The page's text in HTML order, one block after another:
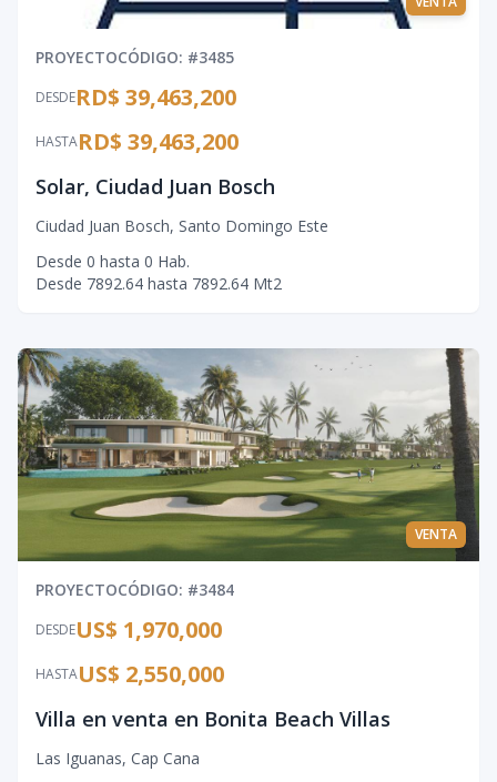
PROYECTOCÓDIGO: #3485
DESDERD$ 39,463,200
HASTARD$ 39,463,200
Solar, Ciudad Juan Bosch
Ciudad Juan Bosch, Santo Domingo Este
Desde 0 hasta 0 Hab.
Desde 7892.64 hasta 7892.64 Mt2
VENTA
PROYECTOCÓDIGO: #3484
DESDEUS$ 1,970,000
HASTAUS$ 2,550,000
Villa en venta en Bonita Beach Villas
Las Iguanas, Cap Cana